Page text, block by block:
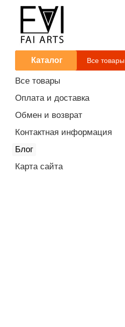
Перейти к основному контенту
Каталог Все товары
Все товары
Оплата и доставка
Обмен и возврат
Контактная информация
Блог
Карта сайта